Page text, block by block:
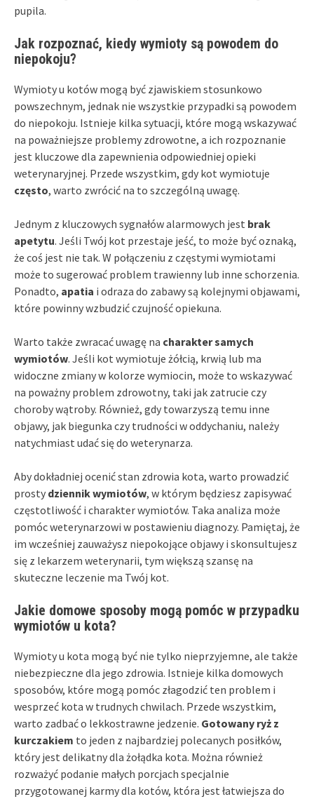
pupila.
Jak rozpoznać, kiedy wymioty są powodem do
niepokoju?
Wymioty u kotów mogą być zjawiskiem stosunkowo
powszechnym, jednak nie wszystkie przypadki są powodem
do niepokoju. Istnieje kilka sytuacji, które mogą wskazywać
na poważniejsze problemy zdrowotne, a ich rozpoznanie
jest kluczowe dla zapewnienia odpowiedniej opieki
weterynaryjnej. Przede wszystkim, gdy kot wymiotuje
często, warto zwrócić na to szczególną uwagę.
Jednym z kluczowych sygnałów alarmowych jest brak
apetytu. Jeśli Twój kot przestaje jeść, to może być oznaką,
że coś jest nie tak. W połączeniu z częstymi wymiotami
może to sugerować problem trawienny lub inne schorzenia.
Ponadto, apatia i odraza do zabawy są kolejnymi objawami,
które powinny wzbudzić czujność opiekuna.
Warto także zwracać uwagę na charakter samych
wymiotów. Jeśli kot wymiotuje żółcią, krwią lub ma
widoczne zmiany w kolorze wymiocin, może to wskazywać
na poważny problem zdrowotny, taki jak zatrucie czy
choroby wątroby. Również, gdy towarzyszą temu inne
objawy, jak biegunka czy trudności w oddychaniu, należy
natychmiast udać się do weterynarza.
Aby dokładniej ocenić stan zdrowia kota, warto prowadzić
prosty dziennik wymiotów, w którym będziesz zapisywać
częstotliwość i charakter wymiotów. Taka analiza może
pomóc weterynarzowi w postawieniu diagnozy. Pamiętaj, że
im wcześniej zauważysz niepokojące objawy i skonsultujesz
się z lekarzem weterynarii, tym większą szansę na
skuteczne leczenie ma Twój kot.
Jakie domowe sposoby mogą pomóc w przypadku
wymiotów u kota?
Wymioty u kota mogą być nie tylko nieprzyjemne, ale także
niebezpieczne dla jego zdrowia. Istnieje kilka domowych
sposobów, które mogą pomóc złagodzić ten problem i
wesprzeć kota w trudnych chwilach. Przede wszystkim,
warto zadbać o lekkostrawne jedzenie. Gotowany ryż z
kurczakiem to jeden z najbardziej polecanych posiłków,
który jest delikatny dla żołądka kota. Można również
rozważyć podanie małych porcjach specjalnie
przygotowanej karmy dla kotów, która jest łatwiejsza do